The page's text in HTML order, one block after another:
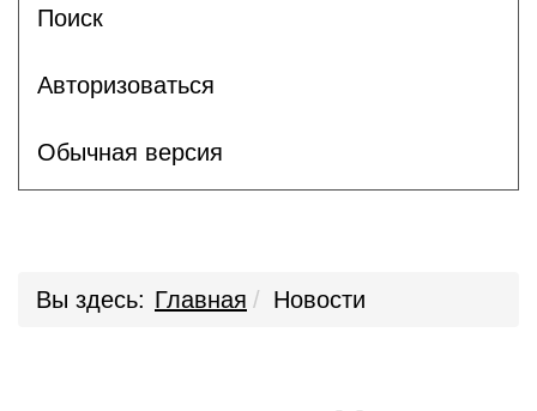
Поиск
Авторизоваться
Обычная версия
Вы здесь: Главная Новости